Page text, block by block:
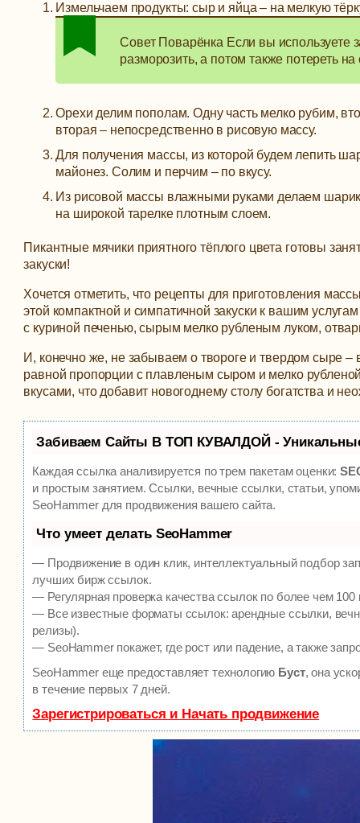
Измельчаем продукты: сыр и яйца – на мелкую
Совет Поварёнка Если вы используете
разморозить, а потом также потереть на
Орехи делим пополам. Одну часть мелко рубим,
вторая – непосредственно в рисовую массу.
Для получения массы, из которой будем лепить
майонез. Солим и перчим – по вкусу.
Из рисовой массы влажными руками делаем
на широкой тарелке плотным слоем.
Пикантные мячики приятного тёплого цвета готовы
закуски!
Хочется отметить, что рецепты для приготовления
этой компактной и симпатичной закуски к вашим
с куриной печенью, сырым мелко рубленым луком,
И, конечно же, не забываем о твороге и твердом сыре
равной пропорции с плавленым сыром и мелко
вкусами, что добавит новогоднему столу богатства и
Забиваем Сайты В ТОП КУВАЛДОЙ -
Каждая ссылка анализируется по трем пакетам оценки:
и простым занятием. Ссылки, вечные ссылки, статьи,
SeoHammer для продвижения вашего сайта.
Что умеет делать SeoHammer
— Продвижение в один клик, интеллектуальный подбор
лучших бирж ссылок.
— Регулярная проверка качества ссылок по более чем
— Все известные форматы ссылок: арендные ссылки,
релизы).
— SeoHammer покажет, где рост или падение, а также
SeoHammer еще предоставляет технологию Буст, она
в течение первых 7 дней.
Зарегистрироваться и Начать продвижение